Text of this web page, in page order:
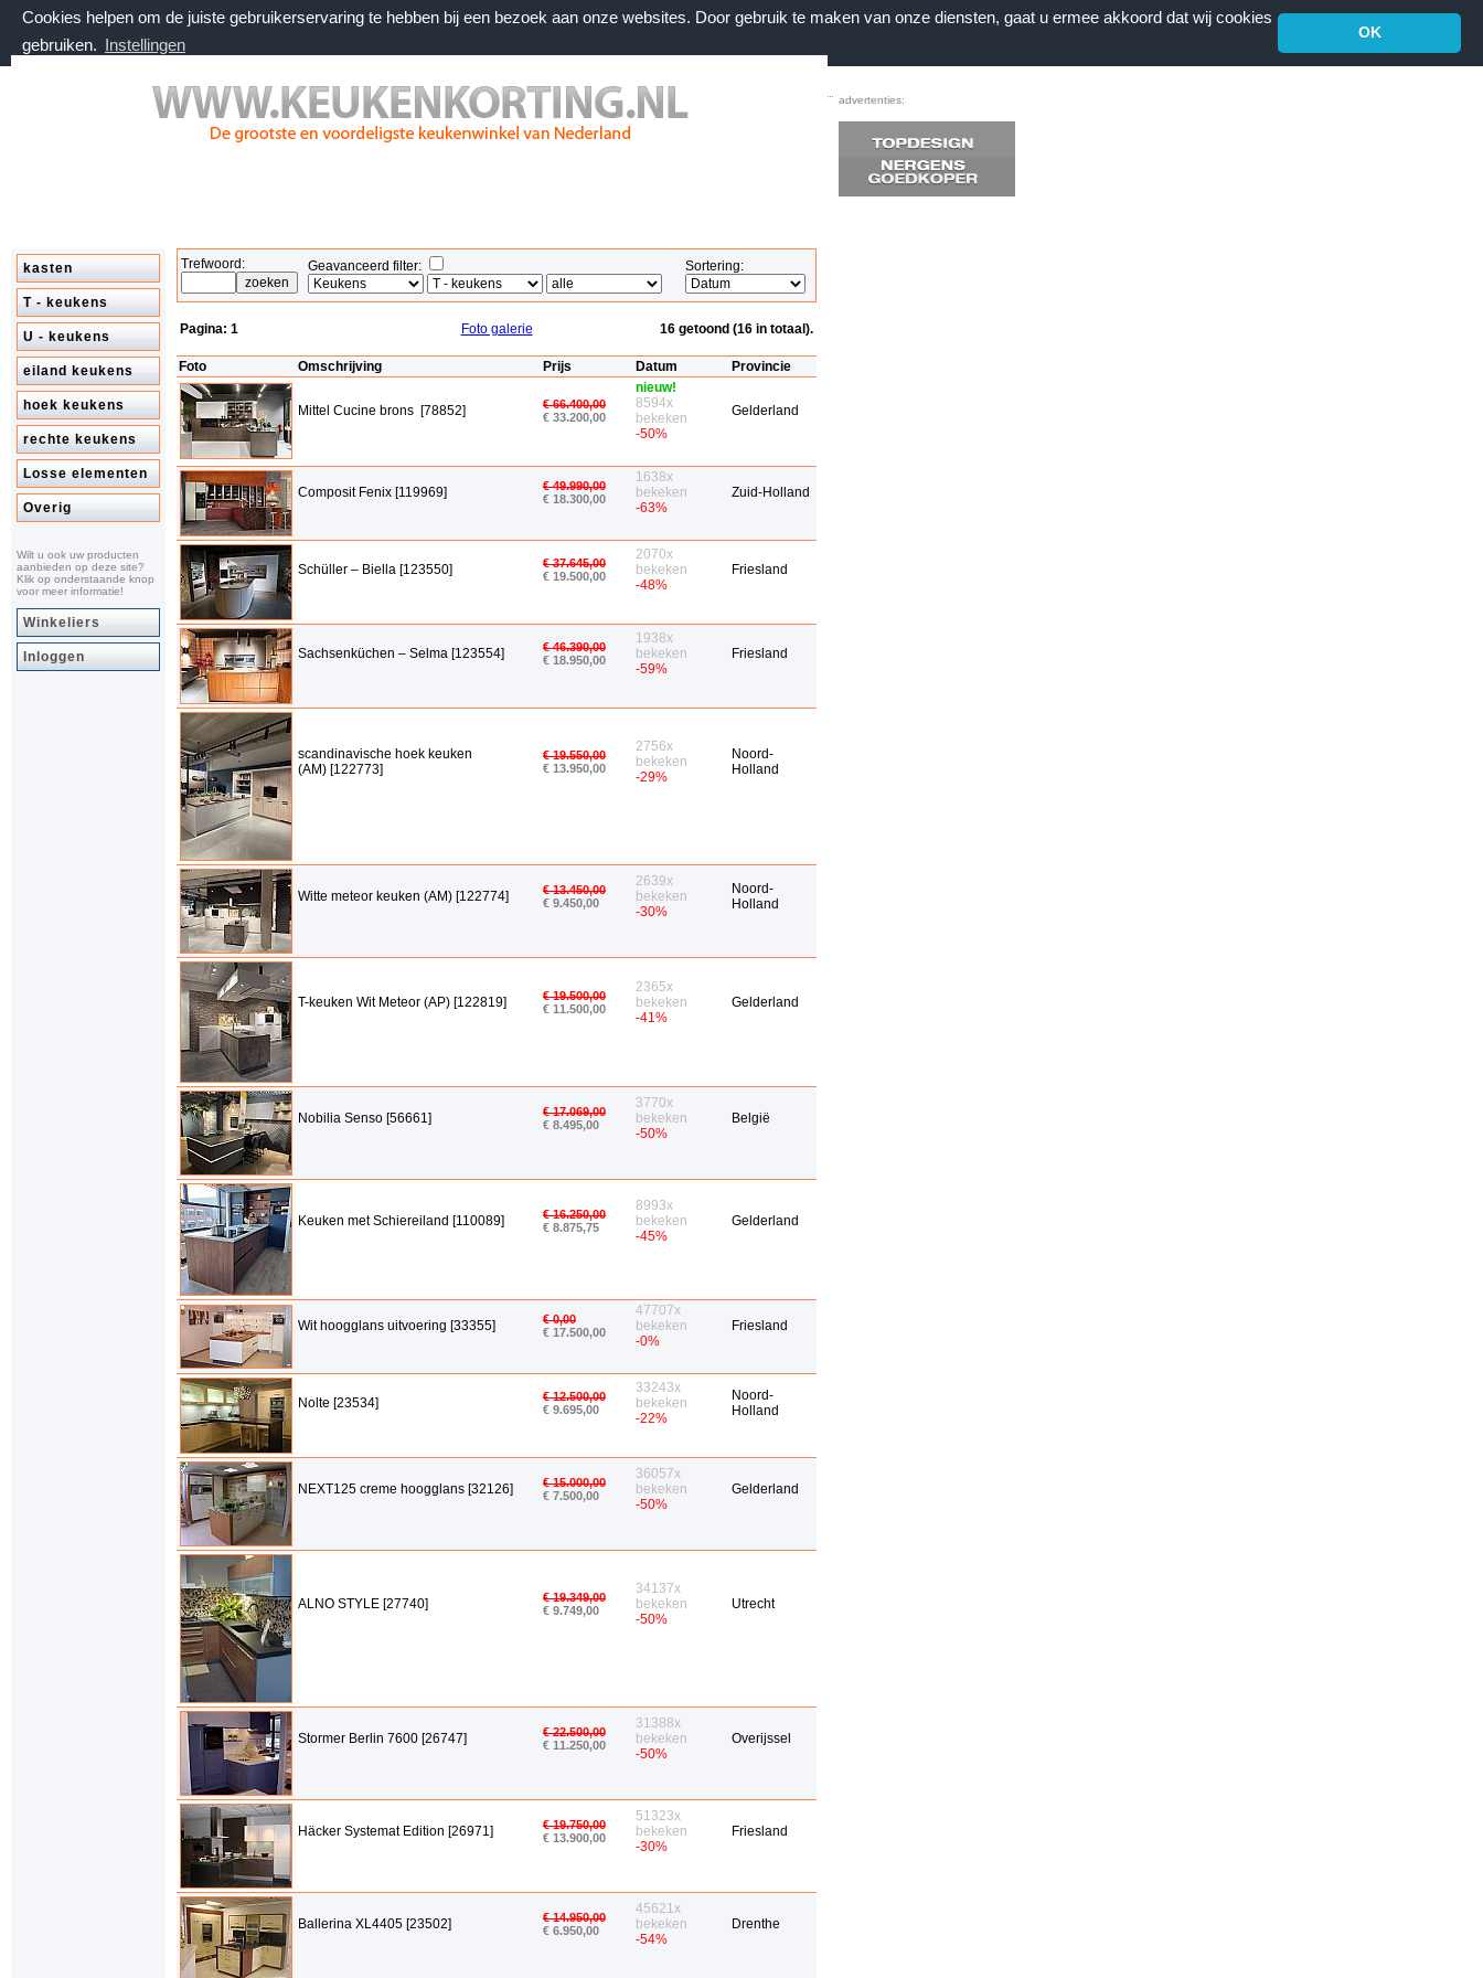
Cookies helpen om de juiste gebruikerservaring te hebben bij een bezoek aan onze websites. Door gebruik te maken van onze diensten, gaat u ermee akkoord dat wij cookies
gebruiken. Instellingen
OK
zaterdag 8 augustus 2026, 09:02 uur
Welkom bij keukenkorting.nl
Home | Voorwaarden |
advertenties:
kasten
T - keukens
U - keukens
eiland keukens
hoek keukens
rechte keukens
Losse elementen
Overig
Wilt u ook uw producten
aanbieden op deze site?
Klik op onderstaande knop
voor meer informatie!
Winkeliers
Inloggen
Trefwoord: Geavanceerd filter: Sortering:
Pagina: 1 Foto galerie 16 getoond (16 in totaal).
Foto Omschrijving Prijs Datum Provincie
Mittel Cucine brons [78852]
€ 66.400,00
€ 33.200,00
nieuw!
8594x
bekeken
-50%
Gelderland
Composit Fenix [119969]
€ 49.990,00
€ 18.300,00
1638x
bekeken
-63%
Zuid-Holland
Schüller – Biella [123550]
€ 37.645,00
€ 19.500,00
2070x
bekeken
-48%
Friesland
Sachsenküchen – Selma [123554]
€ 46.390,00
€ 18.950,00
1938x
bekeken
-59%
Friesland
scandinavische hoek keuken
(AM) [122773]
€ 19.550,00
€ 13.950,00
2756x
bekeken
-29%
Noord-
Holland
Witte meteor keuken (AM) [122774]
€ 13.450,00
€ 9.450,00
2639x
bekeken
-30%
Noord-
Holland
T-keuken Wit Meteor (AP) [122819]
€ 19.500,00
€ 11.500,00
2365x
bekeken
-41%
Gelderland
Nobilia Senso [56661]
€ 17.069,00
€ 8.495,00
3770x
bekeken
-50%
België
Keuken met Schiereiland [110089]
€ 16.250,00
€ 8.875,75
8993x
bekeken
-45%
Gelderland
Wit hoogglans uitvoering [33355]
€ 0,00
€ 17.500,00
47707x
bekeken
-0%
Friesland
Nolte [23534]
€ 12.500,00
€ 9.695,00
33243x
bekeken
-22%
Noord-
Holland
NEXT125 creme hoogglans [32126]
€ 15.000,00
€ 7.500,00
36057x
bekeken
-50%
Gelderland
ALNO STYLE [27740]
€ 19.349,00
€ 9.749,00
34137x
bekeken
-50%
Utrecht
Stormer Berlin 7600 [26747]
€ 22.500,00
€ 11.250,00
31388x
bekeken
-50%
Overijssel
Häcker Systemat Edition [26971]
€ 19.750,00
€ 13.900,00
51323x
bekeken
-30%
Friesland
Ballerina XL4405 [23502]
€ 14.950,00
€ 6.950,00
45621x
bekeken
-54%
Drenthe